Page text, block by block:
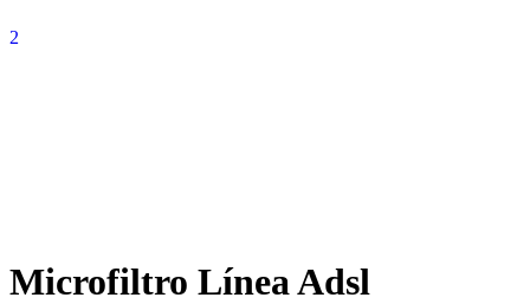
Microfiltro Línea Adsl